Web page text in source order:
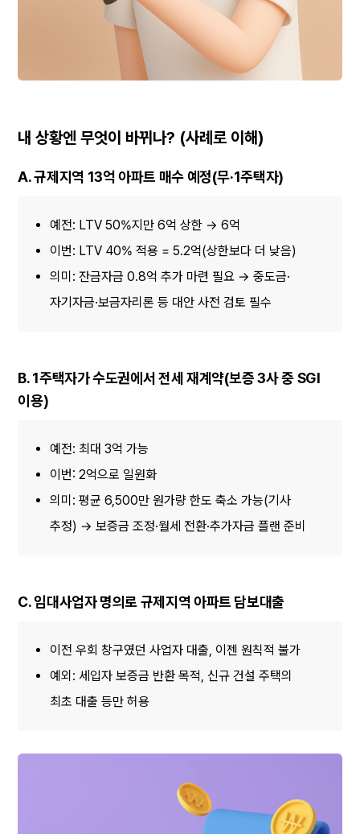
내 상황엔 무엇이 바뀌나? (사례로 이해)
A. 규제지역 13억 아파트 매수 예정(무·1주택자)
예전: LTV 50%지만 6억 상한 → 6억
이번: LTV 40% 적용 = 5.2억(상한보다 더 낮음)
의미: 잔금자금 0.8억 추가 마련 필요 → 중도금·
자기자금·보금자리론 등 대안 사전 검토 필수
B. 1주택자가 수도권에서 전세 재계약(보증 3사 중 SGI
이용)
예전: 최대 3억 가능
이번: 2억으로 일원화
의미: 평균 6,500만 원가량 한도 축소 가능(기사
추정) → 보증금 조정·월세 전환·추가자금 플랜 준비
C. 임대사업자 명의로 규제지역 아파트 담보대출
이전 우회 창구였던 사업자 대출, 이젠 원칙적 불가
예외: 세입자 보증금 반환 목적, 신규 건설 주택의
최초 대출 등만 허용